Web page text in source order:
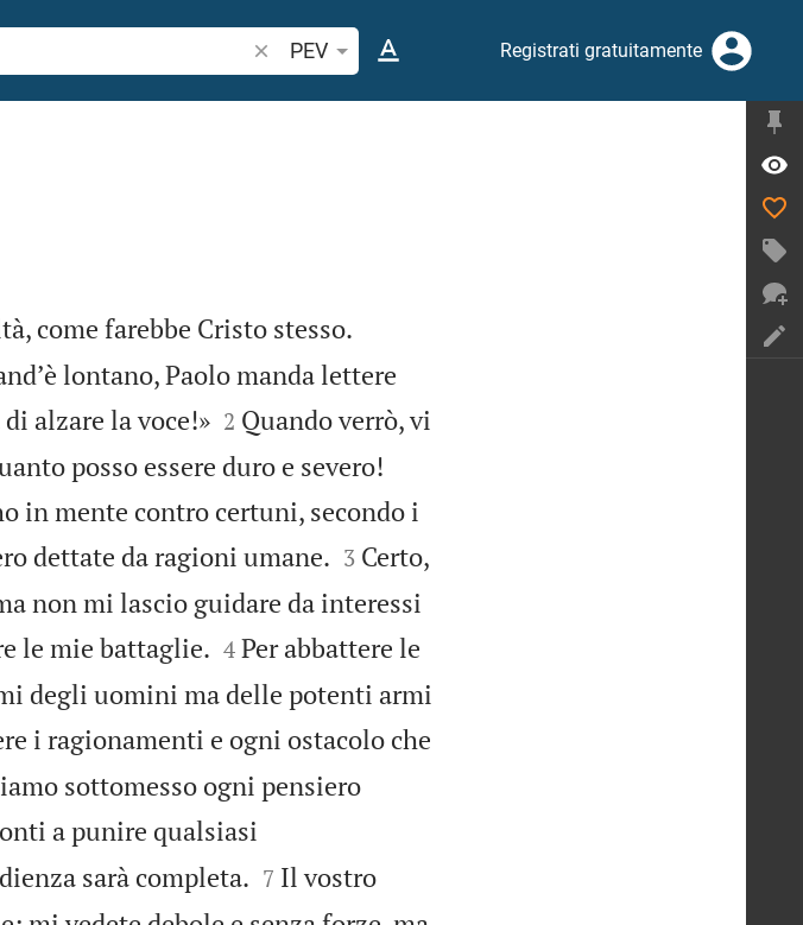
Ricerca verso biblico o parola
PEV Registrati gratuitamente
come farebbe Cristo stesso.
lontano, Paolo manda lettere
alzare la voce!»
2 Quando verrò, vi
posso essere duro e severo!
in mente contro certuni, secondo i
dettate da ragioni umane.
3 Certo,
non mi lascio guidare da interessi
le mie battaglie.
4 Per abbattere le
degli uomini ma delle potenti armi
i ragionamenti e ogni ostacolo che
sottomesso ogni pensiero
a punire qualsiasi
sarà completa.
7 Il vostro